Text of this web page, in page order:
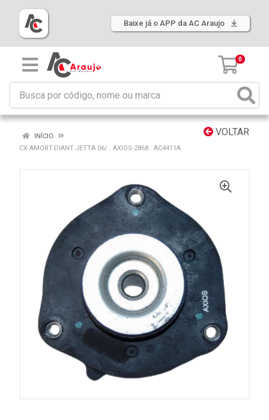
Baixe já o APP da AC Araujo
0
VOLTAR
INÍCIO
CX AMORT.DIANT.JETTA 06/.. AXIOS-2868 : AC4411A